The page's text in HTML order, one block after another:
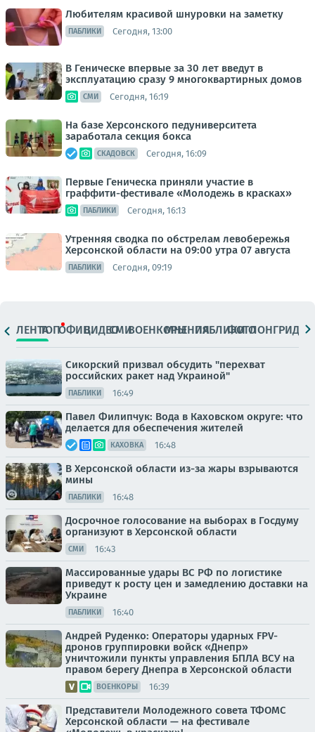
Любителям красивой шнуровки на заметку
ПАБЛИКИ Сегодня, 13:00
В Геническе впервые за 30 лет введут в
эксплуатацию сразу 9 многоквартирных домов
СМИ Сегодня, 16:19
На базе Херсонского педуниверситета
заработала секция бокса
СКАДОВСК Сегодня, 16:09
Первые Геническа приняли участие в
граффити-фестивале «Молодежь в красках»
ПАБЛИКИ Сегодня, 16:13
Утренняя сводка по обстрелам левобережья
Херсонской области на 09:00 утра 07 августа
ПАБЛИКИ Сегодня, 09:19
ЛЕНТАТОПОФИЦ.ВИДЕОСМИВОЕНКОРЫМНЕНИЯПАБЛИКИ
ФОТОЛОНГРИДЫ
Сикорский призвал обсудить "перехват
российских ракет над Украиной"
ПАБЛИКИ 16:49
Павел Филипчук: Вода в Каховском округе: что
делается для обеспечения жителей
КАХОВКА 16:48
В Херсонской области из-за жары взрываются
мины
ПАБЛИКИ 16:48
Досрочное голосование на выборах в Госдуму
организуют в Херсонской области
СМИ 16:43
Массированные удары ВС РФ по логистике
приведут к росту цен и замедлению доставки на
Украине
ПАБЛИКИ 16:40
Андрей Руденко: Операторы ударных FPV-
дронов группировки войск «Днепр»
уничтожили пункты управления БПЛА ВСУ на
правом берегу Днепра в Херсонской области
ВОЕНКОРЫ 16:39
Представители Молодежного совета ТФОМС
Херсонской области — на фестивале